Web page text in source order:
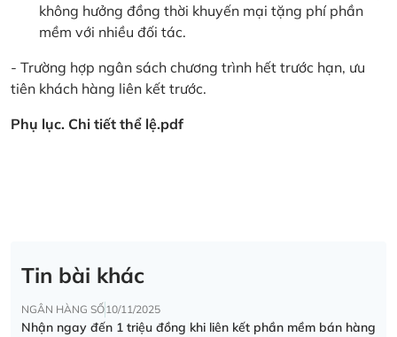
không hưởng đồng thời khuyến mại tặng phí phần
mềm với nhiều đối tác.
- Trường hợp ngân sách chương trình hết trước hạn, ưu
tiên khách hàng liên kết trước.
Phụ lục. Chi tiết thể lệ.pdf
Tin bài khác
NGÂN HÀNG SỐ10/11/2025
Nhận ngay đến 1 triệu đồng khi liên kết phần mềm bán hàng